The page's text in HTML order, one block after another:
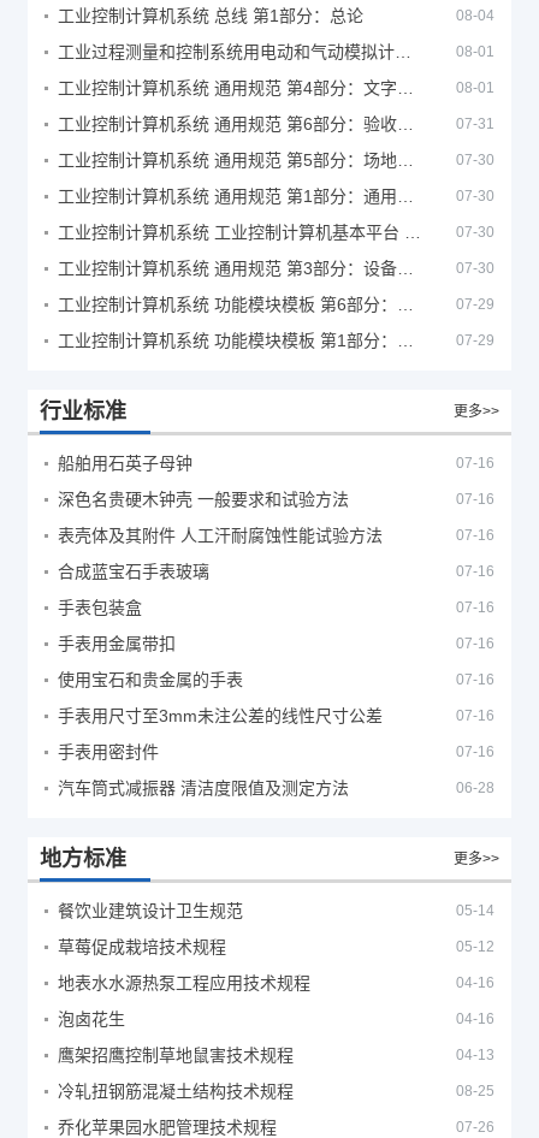
工业控制计算机系统 总线 第1部分：总论 08-04
08-01
08-01
07-31
07-30
07-30
07-30
07-30
07-29
07-29
行业标准 更多>>
船舶用石英子母钟 07-16
深色名贵硬木钟壳 一般要求和试验方法 07-16
表壳体及其附件 人工汗耐腐蚀性能试验方法 07-16
合成蓝宝石手表玻璃 07-16
手表包装盒 07-16
手表用金属带扣 07-16
使用宝石和贵金属的手表 07-16
手表用尺寸至3mm未注公差的线性尺寸公差 07-16
手表用密封件 07-16
汽车筒式减振器 清洁度限值及测定方法 06-28
地方标准 更多>>
餐饮业建筑设计卫生规范 05-14
草莓促成栽培技术规程 05-12
地表水水源热泵工程应用技术规程 04-16
泡卤花生 04-16
鹰架招鹰控制草地鼠害技术规程 04-13
冷轧扭钢筋混凝土结构技术规程 08-25
乔化苹果园水肥管理技术规程 07-26